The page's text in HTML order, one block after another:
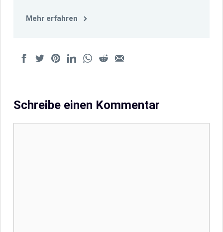
Mehr erfahren
Schreibe einen Kommentar